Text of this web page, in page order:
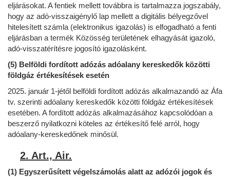
eljárásokat. A fentiek mellett továbbra is tartalmazza jogszabály,
hogy az adó-visszaigénylő lap mellett a digitális bélyegzővel
hitelesített számla (elektronikus igazolás) is elfogadható a fenti
eljárásban a termék Közösség területének elhagyását igazoló,
adó-visszatérítésre jogosító igazolásként.
(5) Belföldi fordított adózás adóalany kereskedők közötti
földgáz értékesítések esetén
2025. január 1-jétől belföldi fordított adózás alkalmazandó az Áfa
tv. szerinti adóalany kereskedők közötti földgáz értékesítések
esetében. A fordított adózás alkalmazásához kapcsolódóan a
beszerző nyilatkozni köteles az értékesítő felé arról, hogy
adóalany-kereskedőnek minősül.
2. Art., Air.
(1) Egyszerűsített végelszámolás alatt az adózói jogok és